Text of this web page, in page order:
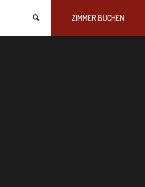
ZIMMER BUCHEN